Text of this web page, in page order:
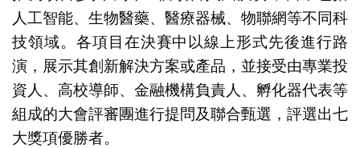
人工智能、生物醫藥、醫療器械、物聯網等不同科
技領域。各項目在決賽中以線上形式先後進行路
演，展示其創新解決方案或產品，並接受由專業投
資人、高校導師、金融機構負責人、孵化器代表等
組成的大會評審團進行提問及聯合甄選，評選出七
大獎項優勝者。